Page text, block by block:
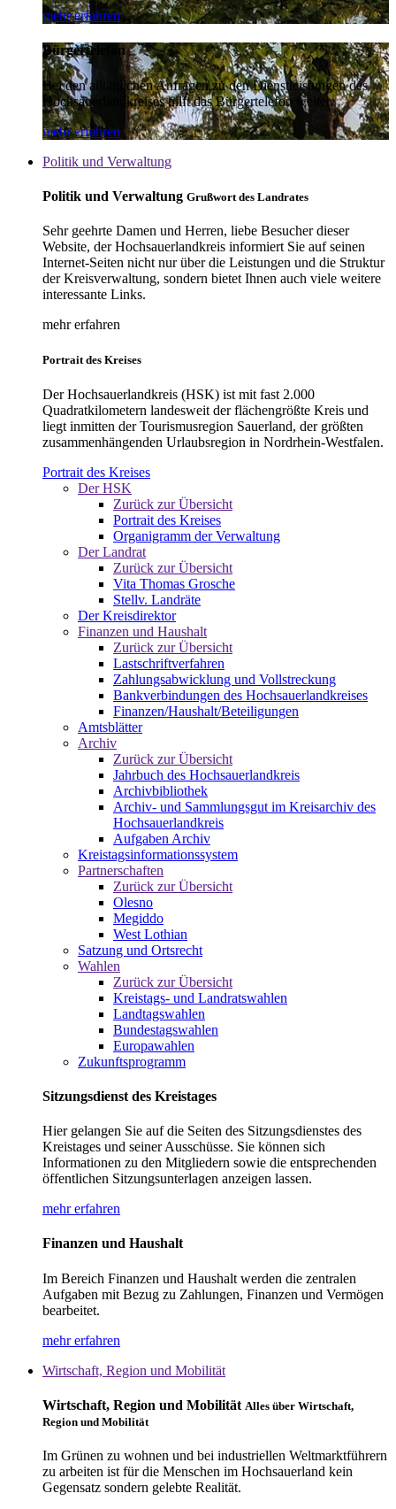
mehr erfahren
Bürgertelefon
Bei den alltäglichen Anfragen zu den Dienstleistungen des
Hochsauerlandkreises hilft das Bürgertelefon weiter.
mehr erfahren
Politik und Verwaltung
Politik und Verwaltung Grußwort des Landrates
Sehr geehrte Damen und Herren, liebe Besucher dieser
Website, der Hochsauerlandkreis informiert Sie auf seinen
Internet-Seiten nicht nur über die Leistungen und die Struktur
der Kreisverwaltung, sondern bietet Ihnen auch viele weitere
interessante Links.
mehr erfahren
Portrait des Kreises
Der Hochsauerlandkreis (HSK) ist mit fast 2.000
Quadratkilometern landesweit der flächengrößte Kreis und
liegt inmitten der Tourismusregion Sauerland, der größten
zusammenhängenden Urlaubsregion in Nordrhein-Westfalen.
Portrait des Kreises
Der HSK
Zurück zur Übersicht
Portrait des Kreises
Organigramm der Verwaltung
Der Landrat
Zurück zur Übersicht
Vita Thomas Grosche
Stellv. Landräte
Der Kreisdirektor
Finanzen und Haushalt
Zurück zur Übersicht
Lastschriftverfahren
Zahlungsabwicklung und Vollstreckung
Bankverbindungen des Hochsauerlandkreises
Finanzen/Haushalt/Beteiligungen
Amtsblätter
Archiv
Zurück zur Übersicht
Jahrbuch des Hochsauerlandkreis
Archivbibliothek
Archiv- und Sammlungsgut im Kreisarchiv des
Hochsauerlandkreis
Aufgaben Archiv
Kreistagsinformationssystem
Partnerschaften
Zurück zur Übersicht
Olesno
Megiddo
West Lothian
Satzung und Ortsrecht
Wahlen
Zurück zur Übersicht
Kreistags- und Landratswahlen
Landtagswahlen
Bundestagswahlen
Europawahlen
Zukunftsprogramm
Sitzungsdienst des Kreistages
Hier gelangen Sie auf die Seiten des Sitzungsdienstes des
Kreistages und seiner Ausschüsse. Sie können sich
Informationen zu den Mitgliedern sowie die entsprechenden
öffentlichen Sitzungsunterlagen anzeigen lassen.
mehr erfahren
Finanzen und Haushalt
Im Bereich Finanzen und Haushalt werden die zentralen
Aufgaben mit Bezug zu Zahlungen, Finanzen und Vermögen
bearbeitet.
mehr erfahren
Wirtschaft, Region und Mobilität
Wirtschaft, Region und Mobilität Alles über Wirtschaft,
Region und Mobilität
Im Grünen zu wohnen und bei industriellen Weltmarktführern
zu arbeiten ist für die Menschen im Hochsauerland kein
Gegensatz sondern gelebte Realität.